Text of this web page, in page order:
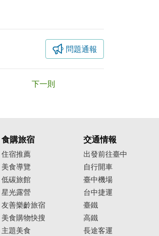
問題通報
下一則
食購旅宿
住宿推薦
美食導覽
低碳旅館
星光露營
友善樂齡旅宿
美食購物快搜
主題美食
交通情報
出發前往臺中
自行開車
臺中機場
台中捷運
臺鐵
高鐵
長途客運